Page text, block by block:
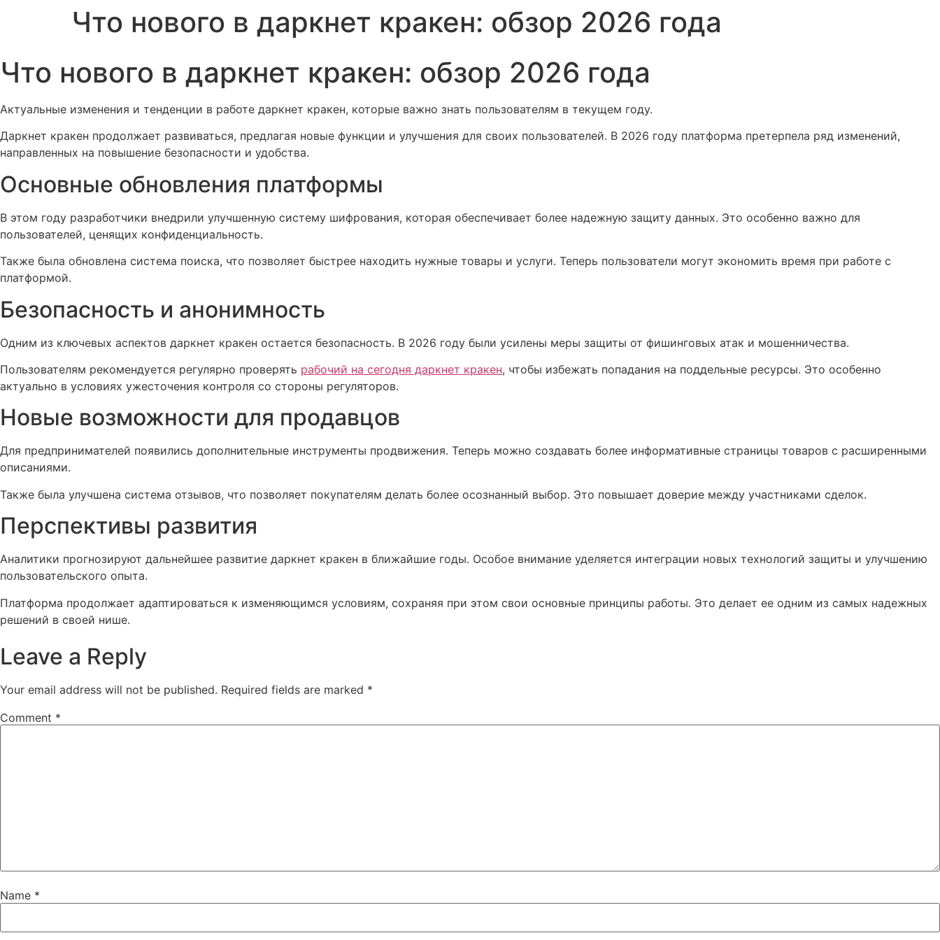
Что нового в даркнет кракен: обзор 2026 года
Что нового в даркнет кракен: обзор 2026 года
Актуальные изменения и тенденции в работе даркнет кракен, которые важно знать пользователям в текущем году.
Даркнет кракен продолжает развиваться, предлагая новые функции и улучшения для своих пользователей. В 2026 году платформа претерпела ряд изменений,
направленных на повышение безопасности и удобства.
Основные обновления платформы
В этом году разработчики внедрили улучшенную систему шифрования, которая обеспечивает более надежную защиту данных. Это особенно важно для
пользователей, ценящих конфиденциальность.
Также была обновлена система поиска, что позволяет быстрее находить нужные товары и услуги. Теперь пользователи могут экономить время при работе с
платформой.
Безопасность и анонимность
Одним из ключевых аспектов даркнет кракен остается безопасность. В 2026 году были усилены меры защиты от фишинговых атак и мошенничества.
Пользователям рекомендуется регулярно проверять рабочий на сегодня даркнет кракен, чтобы избежать попадания на поддельные ресурсы. Это особенно
актуально в условиях ужесточения контроля со стороны регуляторов.
Новые возможности для продавцов
Для предпринимателей появились дополнительные инструменты продвижения. Теперь можно создавать более информативные страницы товаров с расширенными
описаниями.
Также была улучшена система отзывов, что позволяет покупателям делать более осознанный выбор. Это повышает доверие между участниками сделок.
Перспективы развития
Аналитики прогнозируют дальнейшее развитие даркнет кракен в ближайшие годы. Особое внимание уделяется интеграции новых технологий защиты и улучшению
пользовательского опыта.
Платформа продолжает адаптироваться к изменяющимся условиям, сохраняя при этом свои основные принципы работы. Это делает ее одним из самых надежных
решений в своей нише.
Leave a Reply
Your email address will not be published. Required fields are marked *
Comment *
Name *